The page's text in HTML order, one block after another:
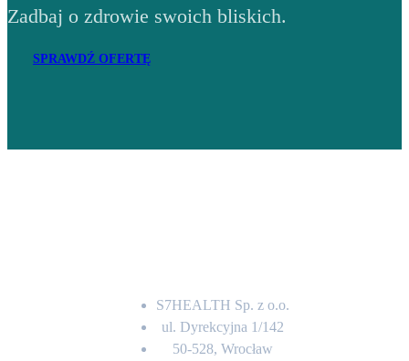
Zadbaj o zdrowie swoich bliskich.
SPRAWDŹ OFERTĘ
S7HEALTH Sp. z o.o.
ul. Dyrekcyjna 1/142
50-528, Wrocław